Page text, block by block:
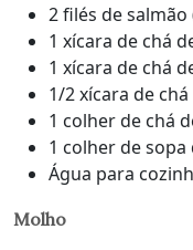
2 filés de salmão
1 xícara de chá
1 xícara de chá
1/2 xícara de
1 colher de chá
1 colher de sopa
Água para
Molho